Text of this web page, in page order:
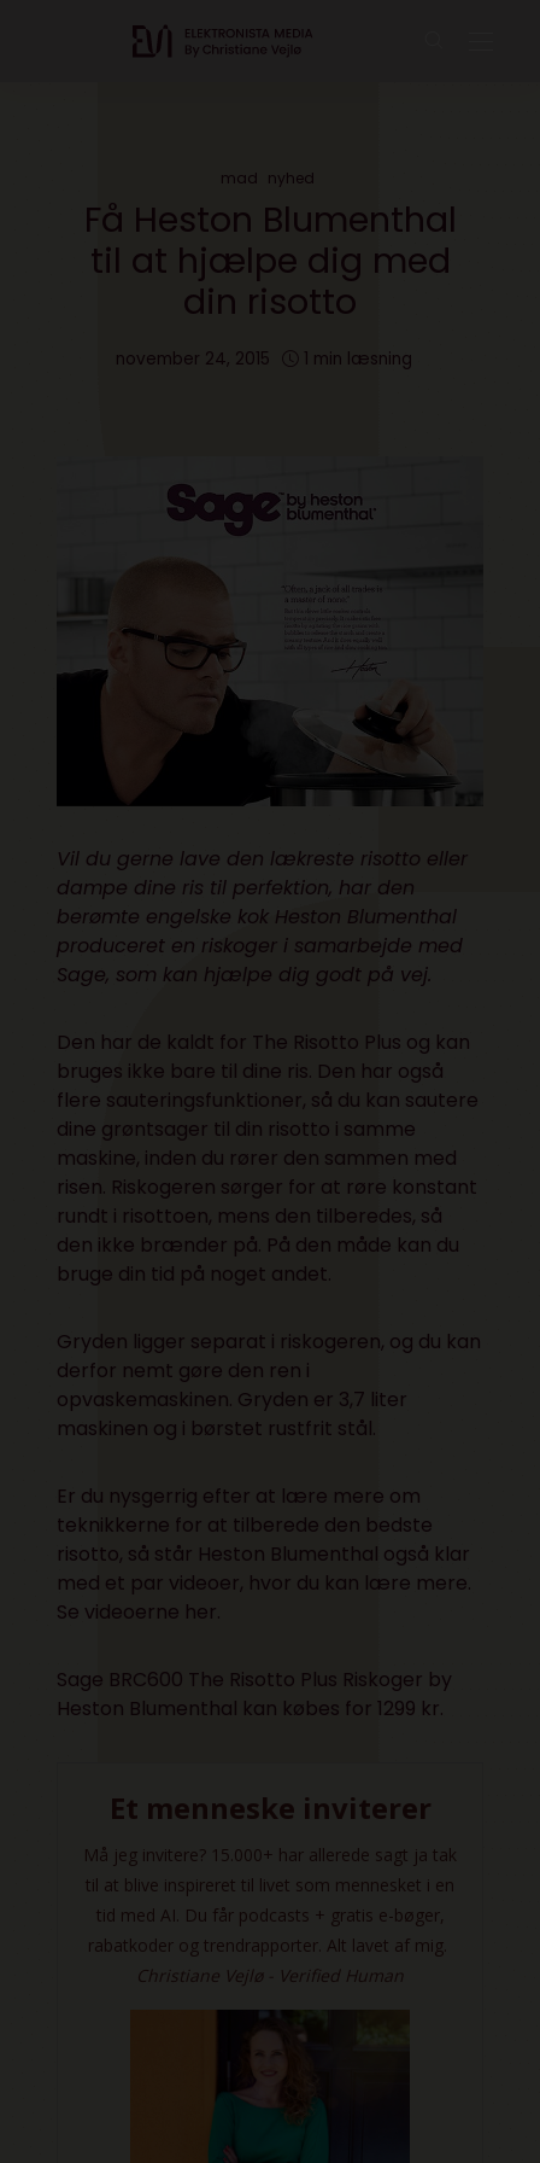
mad nyhed
Få Heston Blumenthal
til at hjælpe dig med
din risotto
november 24, 2015 1 min læsning
Vil du gerne lave den lækreste risotto eller
dampe dine ris til perfektion, har den
berømte engelske kok Heston Blumenthal
produceret en riskoger i samarbejde med
Sage, som kan hjælpe dig godt på vej.
Den har de kaldt for The Risotto Plus og kan
bruges ikke bare til dine ris. Den har også
flere sauteringsfunktioner, så du kan sautere
dine grøntsager til din risotto i samme
maskine, inden du rører den sammen med
risen. Riskogeren sørger for at røre konstant
rundt i risottoen, mens den tilberedes, så
den ikke brænder på. På den måde kan du
bruge din tid på noget andet.
Gryden ligger separat i riskogeren, og du kan
derfor nemt gøre den ren i
opvaskemaskinen. Gryden er 3,7 liter
maskinen og i børstet rustfrit stål.
Er du nysgerrig efter at lære mere om
teknikkerne for at tilberede den bedste
risotto, så står Heston Blumenthal også klar
med et par videoer, hvor du kan lære mere.
Se videoerne her.
Sage BRC600 The Risotto Plus Riskoger by
Heston Blumenthal kan købes for 1299 kr.